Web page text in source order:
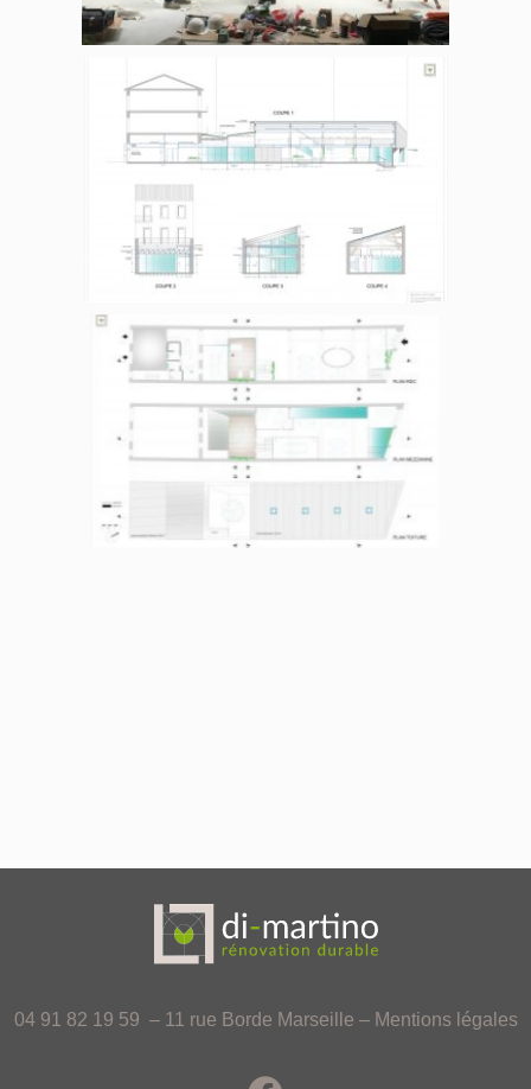
04 91 82 19 59 – 11 rue Borde Marseille – Mentions légales